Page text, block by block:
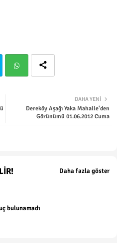
DAHA YENI
Dereköy Aşağı Yaka Mahalle'den
Görünümü 01.06.2012 Cuma
Daha fazla göster
bulunamadı